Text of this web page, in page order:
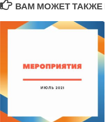
ВАМ МОЖЕТ ТАКЖЕ